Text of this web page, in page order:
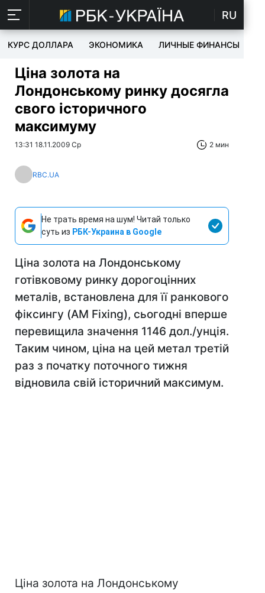
RU
КУРС ДОЛЛАРА ЭКОНОМИКА ЛИЧНЫЕ ФИНАНСЫ
Ціна золота на
Лондонському ринку досягла
свого історичного
максимуму
13:31 18.11.2009 Ср 2 мин
RBC.UA
Не трать время на шум! Читай только
суть из РБК-Украина в Google
Ціна золота на Лондонському
готівковому ринку дорогоцінних
металів, встановлена для її ранкового
фіксингу (AM Fixing), сьогодні вперше
перевищила значення 1146 дол./унція.
Таким чином, ціна на цей метал третій
раз з початку поточного тижня
відновила свій історичний максимум.
Ціна золота на Лондонському